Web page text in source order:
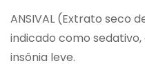
ANSIVAL (Extrato seco
indicado como
insônia leve.